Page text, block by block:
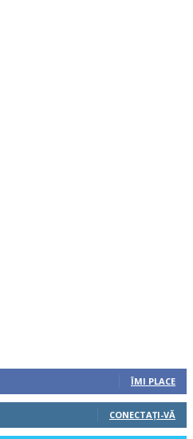
ÎMI PLACE
CONECTAȚI-VĂ